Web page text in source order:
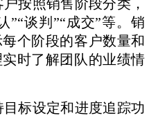
按照销售阶段分类，
”“谈判”“成交”等。销
个阶段的客户数量和
时了解团队的业绩情
标设定和进度追踪功